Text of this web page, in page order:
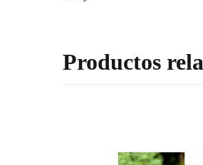
Productos